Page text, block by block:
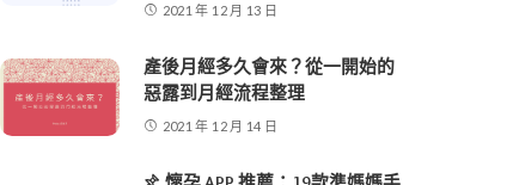
2021 年 12 月 13 日
產後月經多久會來？從一開始的
惡露到月經流程整理
2021 年 12 月 14 日